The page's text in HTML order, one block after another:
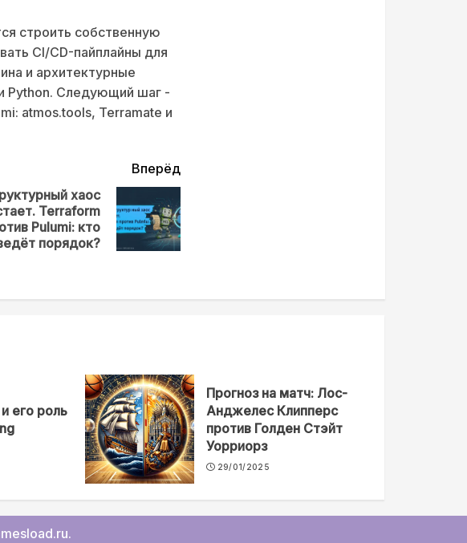
строить собственную
CI/CD-пайплайны для
и архитектурные
Python. Следующий шаг -
atmos.tools, Terramate и
Вперёд
хаос
Terraform
Pulumi: кто
порядок?
его роль
Прогноз на матч: Лос-
Анджелес Клипперс
против Голден Стэйт
Уорриорз
29/01/2025
.